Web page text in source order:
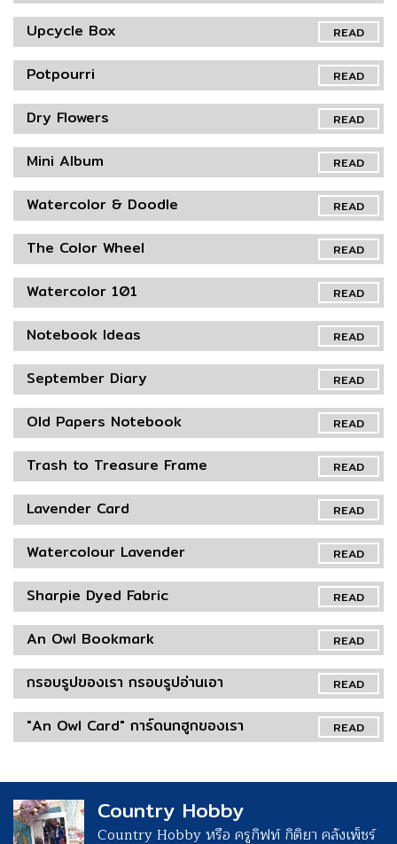
READ
Upcycle Box
READ
Potpourri
READ
Dry Flowers
READ
Mini Album
READ
Watercolor & Doodle
READ
The Color Wheel
READ
Watercolor 101
READ
Notebook Ideas
READ
September Diary
READ
Old Papers Notebook
READ
Trash to Treasure Frame
READ
Lavender Card
READ
Watercolour Lavender
READ
Sharpie Dyed Fabric
READ
An Owl Bookmark
READ
กรอบรูปของเรา กรอบรูปอ่านเอา
READ
"An Owl Card" การ์ดนกฮูกของเรา
Country Hobby
Country Hobby หรือ ครูกิฟท์ กิติยา คลังเพ็ชร์